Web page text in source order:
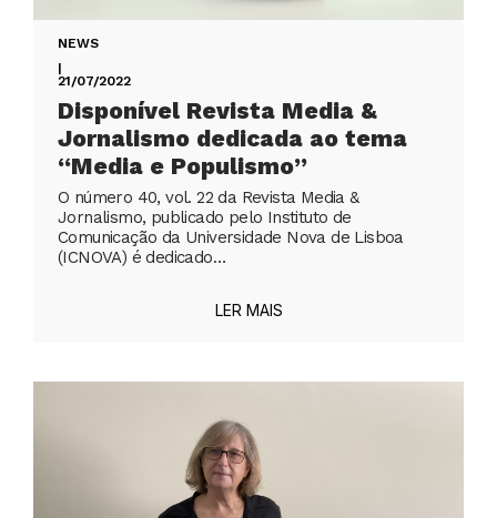
NEWS
|
21/07/2022
Disponível Revista Media &
Jornalismo dedicada ao tema
“Media e Populismo”
O número 40, vol. 22 da Revista Media &
Jornalismo, publicado pelo Instituto de
Comunicação da Universidade Nova de Lisboa
(ICNOVA) é dedicado…
LER MAIS